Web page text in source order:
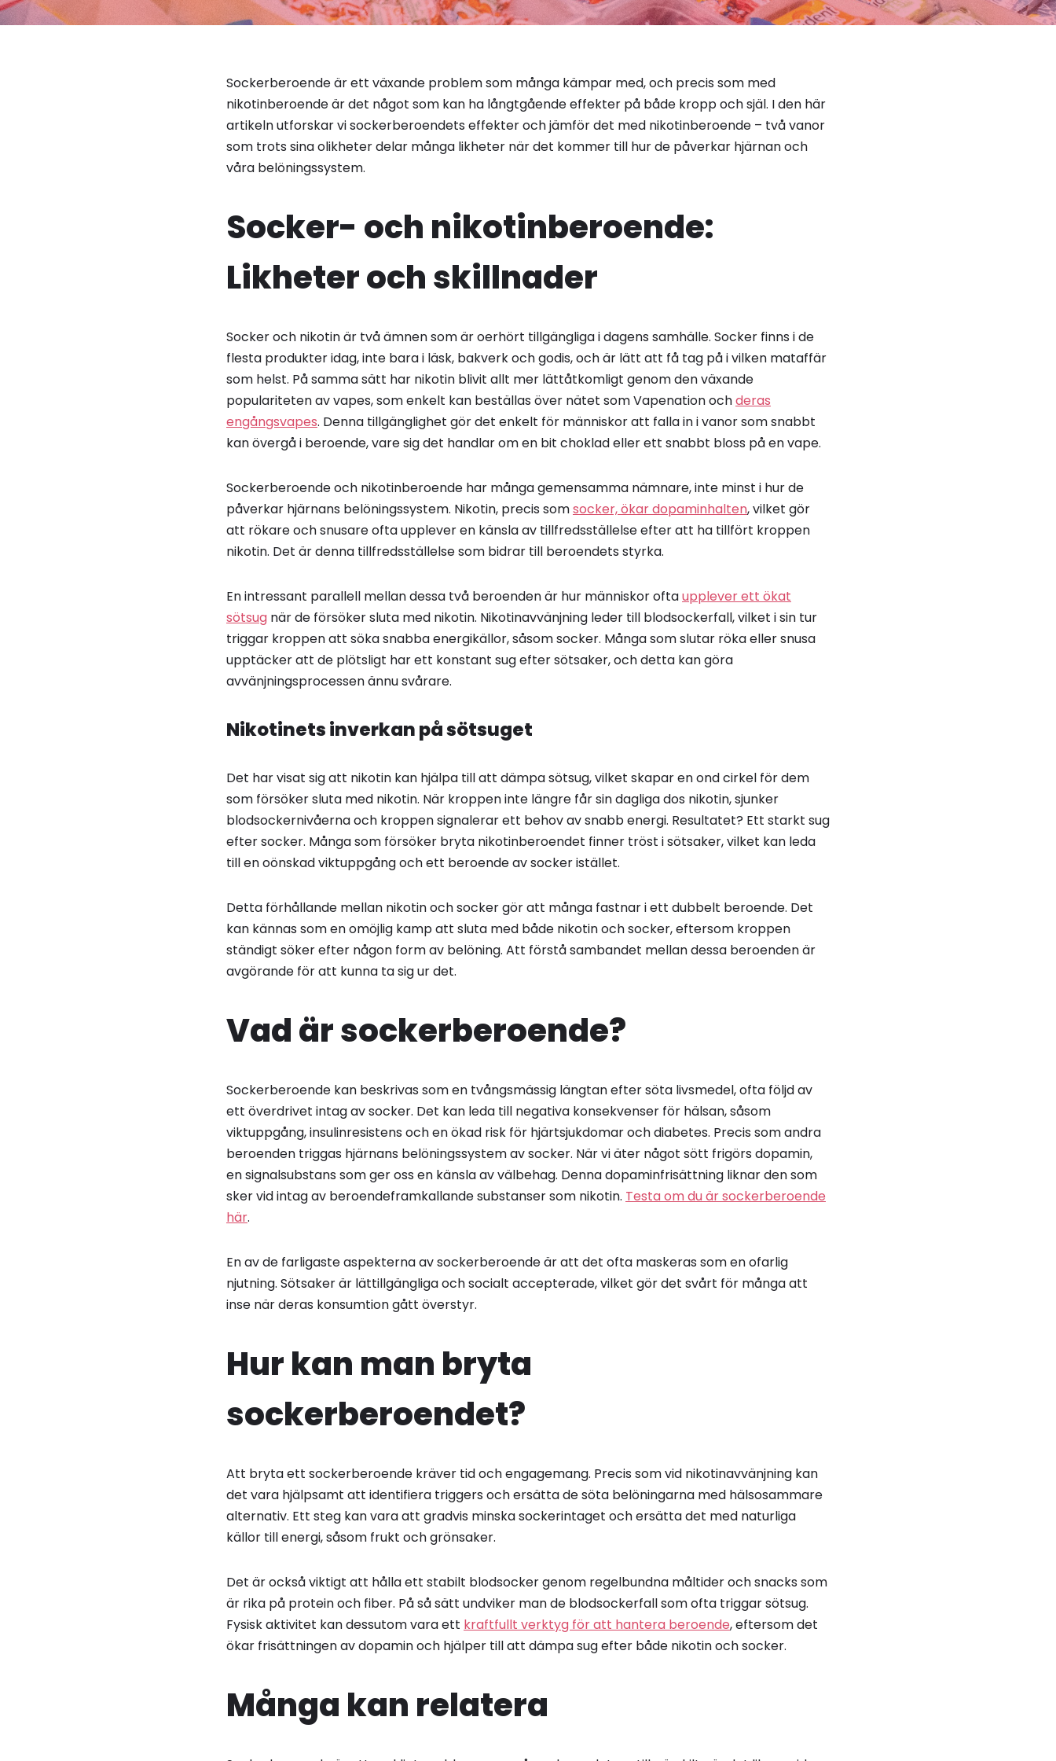
Sockerberoende är ett växande problem som många kämpar med, och precis som med
nikotinberoende är det något som kan ha långtgående effekter på både kropp och själ. I den här
artikeln utforskar vi sockerberoendets effekter och jämför det med nikotinberoende – två vanor
som trots sina olikheter delar många likheter när det kommer till hur de påverkar hjärnan och
våra belöningssystem.
Socker- och nikotinberoende:
Likheter och skillnader
Socker och nikotin är två ämnen som är oerhört tillgängliga i dagens samhälle. Socker finns i de
flesta produkter idag, inte bara i läsk, bakverk och godis, och är lätt att få tag på i vilken mataffär
som helst. På samma sätt har nikotin blivit allt mer lättåtkomligt genom den växande
populariteten av vapes, som enkelt kan beställas över nätet som Vapenation ochderas
engångsvapes. Denna tillgänglighet gör det enkelt för människor att falla in i vanor som snabbt
kan övergå i beroende, vare sig det handlar om en bit choklad eller ett snabbt bloss på en vape.
Sockerberoende och nikotinberoende har många gemensamma nämnare, inte minst i hur de
påverkar hjärnans belöningssystem. Nikotin, precis somsocker, ökar dopaminhalten, vilket gör
att rökare och snusare ofta upplever en känsla av tillfredsställelse efter att ha tillfört kroppen
nikotin. Det är denna tillfredsställelse som bidrar till beroendets styrka.
En intressant parallell mellan dessa två beroenden är hur människor oftaupplever ett ökat
sötsug när de försöker sluta med nikotin. Nikotinavvänjning leder till blodsockerfall, vilket i sin tur
triggar kroppen att söka snabba energikällor, såsom socker. Många som slutar röka eller snusa
upptäcker att de plötsligt har ett konstant sug efter sötsaker, och detta kan göra
avvänjningsprocessen ännu svårare.
Nikotinets inverkan på sötsuget
Det har visat sig att nikotin kan hjälpa till att dämpa sötsug, vilket skapar en ond cirkel för dem
som försöker sluta med nikotin. När kroppen inte längre får sin dagliga dos nikotin, sjunker
blodsockernivåerna och kroppen signalerar ett behov av snabb energi. Resultatet? Ett starkt sug
efter socker. Många som försöker bryta nikotinberoendet finner tröst i sötsaker, vilket kan leda
till en oönskad viktuppgång och ett beroende av socker istället.
Detta förhållande mellan nikotin och socker gör att många fastnar i ett dubbelt beroende. Det
kan kännas som en omöjlig kamp att sluta med både nikotin och socker, eftersom kroppen
ständigt söker efter någon form av belöning. Att förstå sambandet mellan dessa beroenden är
avgörande för att kunna ta sig ur det.
Vad är sockerberoende?
Sockerberoende kan beskrivas som en tvångsmässig längtan efter söta livsmedel, ofta följd av
ett överdrivet intag av socker. Det kan leda till negativa konsekvenser för hälsan, såsom
viktuppgång, insulinresistens och en ökad risk för hjärtsjukdomar och diabetes. Precis som andra
beroenden triggas hjärnans belöningssystem av socker. När vi äter något sött frigörs dopamin,
en signalsubstans som ger oss en känsla av välbehag. Denna dopaminfrisättning liknar den som
sker vid intag av beroendeframkallande substanser som nikotin. Testa om du är sockerberoende
här.
En av de farligaste aspekterna av sockerberoende är att det ofta maskeras som en ofarlig
njutning. Sötsaker är lättillgängliga och socialt accepterade, vilket gör det svårt för många att
inse när deras konsumtion gått överstyr.
Hur kan man bryta
sockerberoendet?
Att bryta ett sockerberoende kräver tid och engagemang. Precis som vid nikotinavvänjning kan
det vara hjälpsamt att identifiera triggers och ersätta de söta belöningarna med hälsosammare
alternativ. Ett steg kan vara att gradvis minska sockerintaget och ersätta det med naturliga
källor till energi, såsom frukt och grönsaker.
Det är också viktigt att hålla ett stabilt blodsocker genom regelbundna måltider och snacks som
är rika på protein och fiber. På så sätt undviker man de blodsockerfall som ofta triggar sötsug.
Fysisk aktivitet kan dessutom vara ett kraftfullt verktyg för att hantera beroende, eftersom det
ökar frisättningen av dopamin och hjälper till att dämpa sug efter både nikotin och socker.
Många kan relatera